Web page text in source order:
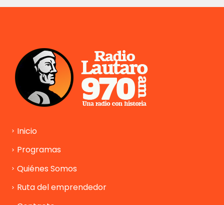
Inicio
Programas
Quiénes Somos
Ruta del emprendedor